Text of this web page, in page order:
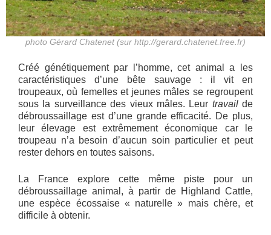
photo Gérard Chatenet (sur http://gerard.chatenet.free.fr)
Créé génétiquement par l’homme, cet animal a les
caractéristiques d’une bête sauvage : il vit en
troupeaux, où femelles et jeunes mâles se regroupent
sous la surveillance des vieux mâles. Leur travail de
débroussaillage est d’une grande efficacité. De plus,
leur élevage est extrêmement économique car le
troupeau n’a besoin d’aucun soin particulier et peut
rester dehors en toutes saisons.
La France explore cette même piste pour un
débroussaillage animal, à partir de Highland Cattle,
une espèce écossaise « naturelle » mais chère, et
difficile à obtenir.